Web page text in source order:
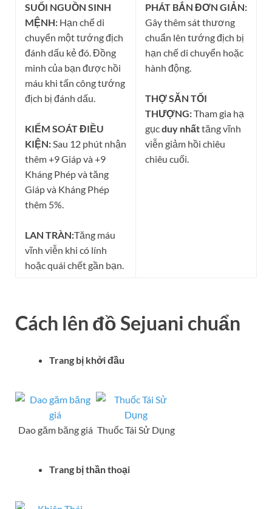
SUỐI NGUỒN SINH
MỆNH: Hạn chế di
chuyển một tướng địch
đánh dấu kẻ đó. Đồng
minh của bạn được hồi
máu khi tấn công tướng
địch bị đánh dấu.
KIỂM SOÁT ĐIỀU
KIỆN: Sau 12 phút nhận
thêm +9 Giáp và +9
Kháng Phép và tăng
Giáp và Kháng Phép
thêm 5%.
LAN TRÀN:Tăng máu
vĩnh viễn khi có lính
hoặc quái chết gần bạn.
PHÁT BẮN ĐƠN GIẢN:
Gây thêm sát thương
chuẩn lên tướng địch bị
hạn chế di chuyển hoặc
hành động.
THỢ SĂN TỐI
THƯỢNG:Tham gia hạ
gụcduy nhấttăng vĩnh
viễn giảm hồi chiêu
chiêu cuối.
Cách lên đồSejuani chuẩn
Trang bị khởi đầu
Dao găm băng giá Thuốc Tái Sử Dụng
Trang bị thần thoại